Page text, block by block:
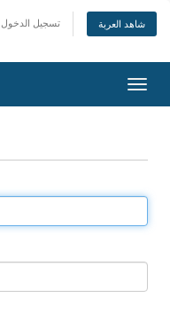
تسجيل الدخول شاهد العربة